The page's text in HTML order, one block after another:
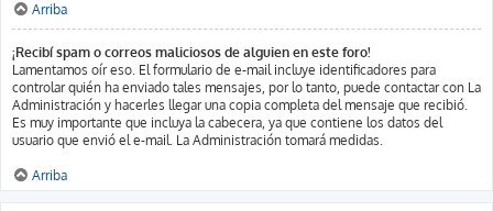
Arriba
¡Recibí spam o correos maliciosos de alguien en este foro!
Lamentamos oír eso. El formulario de e-mail incluye identificadores para
controlar quién ha enviado tales mensajes, por lo tanto, puede contactar con La
Administración y hacerles llegar una copia completa del mensaje que recibió.
Es muy importante que incluya la cabecera, ya que contiene los datos del
usuario que envió el e-mail. La Administración tomará medidas.
Arriba